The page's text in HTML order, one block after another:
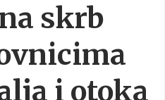
skrb
i otoka